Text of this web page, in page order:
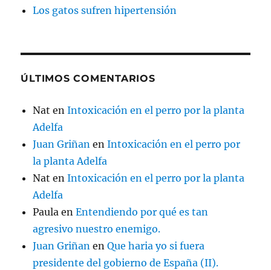
Los gatos sufren hipertensión
ÚLTIMOS COMENTARIOS
Nat enIntoxicación en el perro por la planta
Adelfa
Juan Griñan enIntoxicación en el perro por
la planta Adelfa
Nat enIntoxicación en el perro por la planta
Adelfa
Paula enEntendiendo por qué es tan
agresivo nuestro enemigo.
Juan Griñan enQue haria yo si fuera
presidente del gobierno de España (II).